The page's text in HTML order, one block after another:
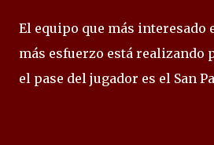
El equipo que más interesado
más esfuerzo está realizando
el pase del jugador es el San